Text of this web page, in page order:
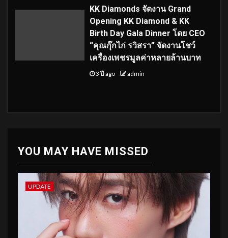
KK Diamonds จัดงาน Grand
Opening KK Diamond & KK
Birth Day Gala Dinner โดย CEO
“คุณกุ๊กไก่ รวิสรา” จัดงานโชว์
เครื่องเพชรมูลค่าหลายล้านบาท
3 ปี ago admin
YOU MAY HAVE MISSED
UPDATE